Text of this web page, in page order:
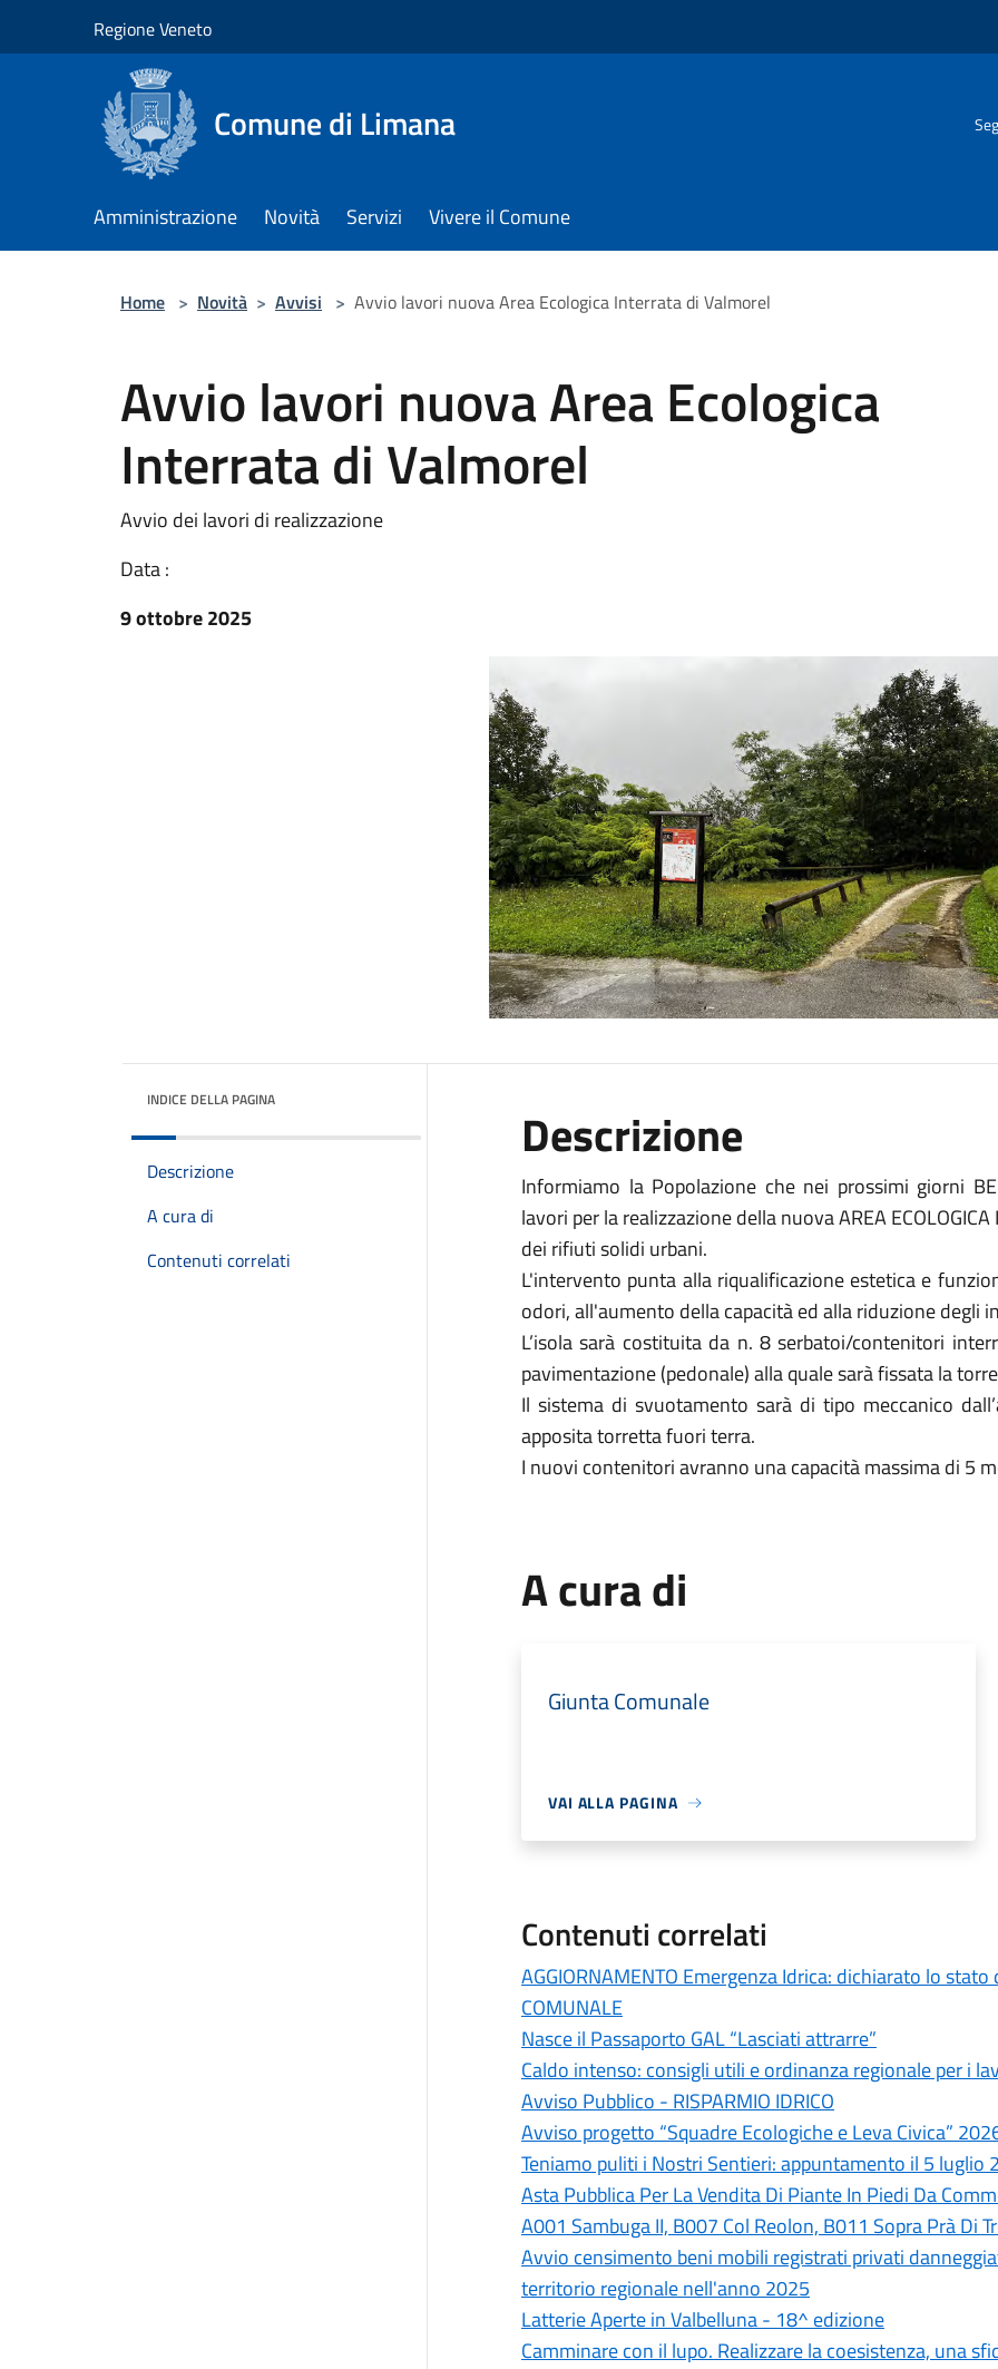
Regione Veneto
Comune di Limana
Amministrazione Novità Servizi Vivere il Comune
Home > Novità > Avvisi > Avvio lavori nuova Area Ecologica Interrata di Valmorel
Avvio lavori nuova Area Ecologica
Interrata di Valmorel
Avvio dei lavori di realizzazione
Data :
9 ottobre 2025
INDICE DELLA PAGINA
Descrizione
A cura di
Contenuti correlati
Descrizione
Informiamo la Popolazione che nei prossimi giorni
lavori per la realizzazione della nuova AREA
dei rifiuti solidi urbani.
L'intervento punta alla riqualificazione estetica e
odori, all'aumento della capacità ed alla riduzione degli
L’isola sarà costituita da n. 8 serbatoi/contenitori
pavimentazione (pedonale) alla quale sarà fissata la
Il sistema di svuotamento sarà di tipo meccanico
apposita torretta fuori terra.
I nuovi contenitori avranno una capacità massima di 5
A cura di
Giunta Comunale
VAI ALLA PAGINA
Contenuti correlati
AGGIORNAMENTO Emergenza Idrica: dichiarato lo stato
COMUNALE
Nasce il Passaporto GAL “Lasciati attrarre”
Caldo intenso: consigli utili e ordinanza regionale per i
Avviso Pubblico - RISPARMIO IDRICO
Avviso progetto “Squadre Ecologiche e Leva Civica”
Teniamo puliti i Nostri Sentieri: appuntamento il 5 luglio
Asta Pubblica Per La Vendita Di Piante In Piedi Da
A001 Sambuga II, B007 Col Reolon, B011 Sopra Prà Di
Avvio censimento beni mobili registrati privati
territorio regionale nell'anno 2025
Latterie Aperte in Valbelluna - 18^ edizione
Camminare con il lupo. Realizzare la coesistenza, una